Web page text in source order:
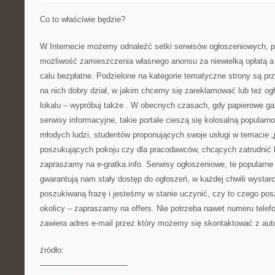
Co to właściwie będzie?
W Internecie możemy odnaleźć setki serwisów ogłoszeniowych,
możliwość zamieszczenia własnego anonsu za niewielką opłatą
calu bezpłatne. Podzielone na kategorie tematyczne strony są
na nich dobry dział, w jakim chcemy się zareklamować lub też
lokalu – wypróbuj także . W obecnych czasach, gdy papierowe
serwisy informacyjne, takie portale cieszą się kolosalną
młodych ludzi, studentów proponujących swoje usługi w temacie
poszukujących pokoju czy dla pracodawców, chcących zatrudnić
zapraszamy na e-gratka.info. Serwisy ogłoszeniowe, te
gwarantują nam stały dostęp do ogłoszeń, w każdej chwili
poszukiwaną frazę i jesteśmy w stanie uczynić, czy to czego
okolicy – zapraszamy na offers. Nie potrzeba nawet numeru
zawiera adres e-mail przez który możemy się skontaktować z
źródło:
———————————